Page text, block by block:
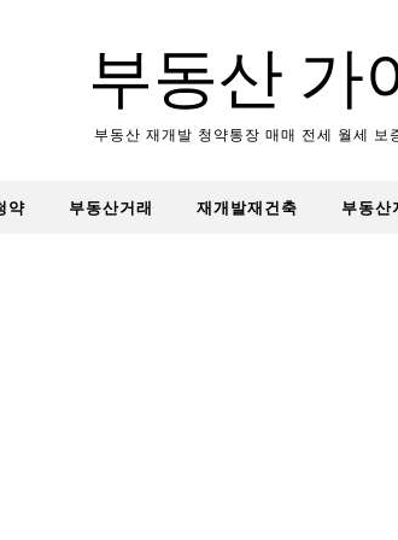
부동산 가
부동산 재개발 청약통장 매매 전세 월세 보
약 부동산거래 재개발재건축 부동산